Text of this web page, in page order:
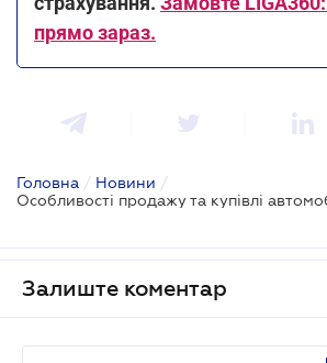
прямо зараз.
Головна / Новини /
Особливості продажу та купівлі
Залиште коментар